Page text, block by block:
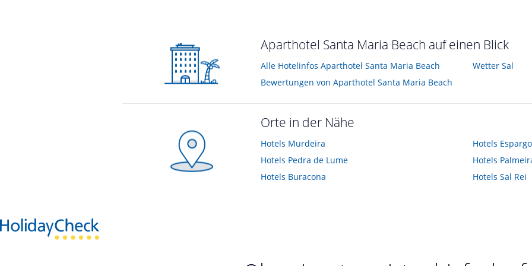
Aparthotel Santa Maria Beach auf einen Blick
Alle Hotelinfos Aparthotel Santa Maria Beach
Bewertungen von Aparthotel Santa Maria Beach
Wetter Sal
Orte in der Nähe
Hotels Murdeira
Hotels Pedra de Lume
Hotels Buracona
Hotels
Hotels
Hotels Sal Rei